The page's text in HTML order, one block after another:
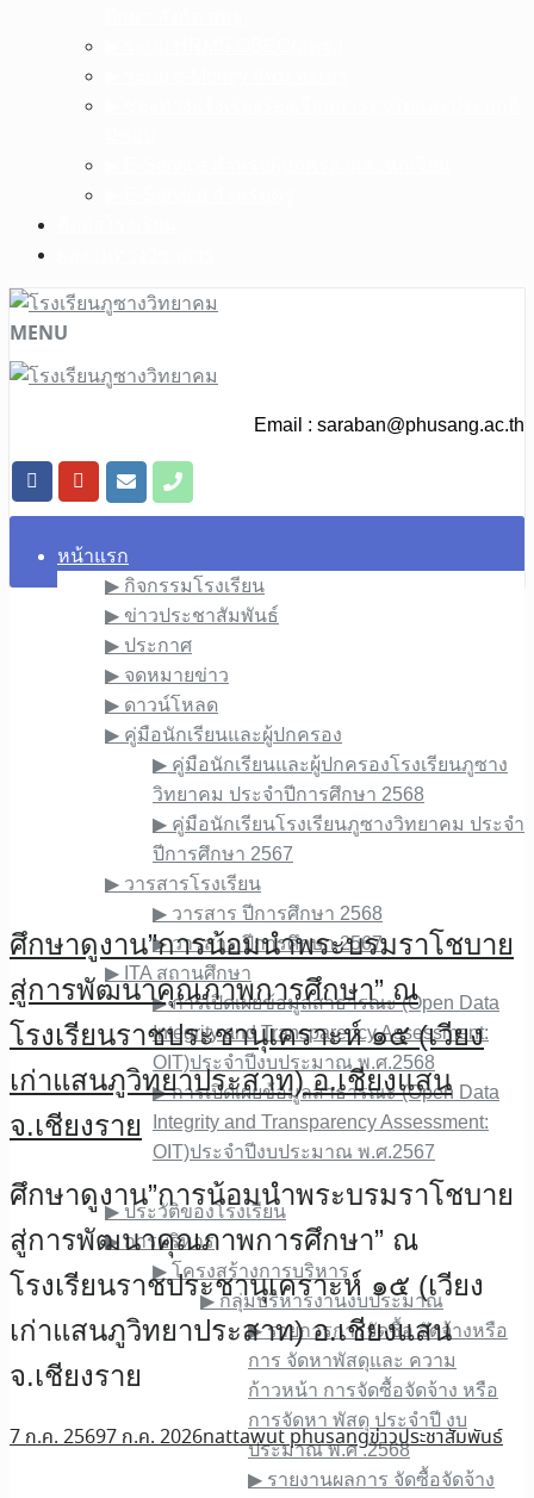
MENU
Email : saraban@phusang.ac.th
หน้าแรก
▶︎ กิจกรรมโรงเรียน
▶︎ ข่าวประชาสัมพันธ์
▶︎ ประกาศ
▶︎ จดหมายข่าว
▶︎ ดาวน์โหลด
▶︎ คู่มือนักเรียนและผู้ปกครอง
▶︎ คู่มือนักเรียนและผู้ปกครองโรงเรียนภูซาง
วิทยาคม ประจำปีการศึกษา 2568
▶︎ คู่มือนักเรียนโรงเรียนภูซางวิทยาคม ประจำ
ปีการศึกษา 2567
▶︎ วารสารโรงเรียน
▶︎ วารสาร ปีการศึกษา 2568
▶︎ วารสาร ปีการศึกษา 2567
▶︎ ITA สถานศึกษา
▶︎ การเปิดเผยข้อมูลสาธารณะ (Open Data
Integrity and Transparency Assessment:
OIT)ประจำปีงบประมาณ พ.ศ.2568
▶︎ การเปิดเผยข้อมูลสาธารณะ (Open Data
Integrity and Transparency Assessment:
OIT)ประจำปีงบประมาณ พ.ศ.2567
▶︎ ประวัติของโรงเรียน
▶︎ การบริหาร
▶︎ โครงสร้างการบริหาร
▶︎ กลุ่มบริหารงานงบประมาณ
▶︎ รายการการจัดซื้อ จัดจ้างหรือ
การ จัดหาพัสดุและ ความ
ก้าวหน้า การจัดซื้อจัดจ้าง หรือ
การจัดหา พัสดุ ประจําปี งบ
ประมาณ พ.ศ .2568
▶︎ รายงานผลการ จัดซื้อจัดจ้าง
ศึกษาดูงาน”การน้อมนำพระบรมราโชบาย
สู่การพัฒนาคุณภาพการศึกษา” ณ
โรงเรียนราชประชานุเคราะห์ ๑๕ (เวียง
เก่าแสนภูวิทยาประสาท) อ.เชียงแสน
จ.เชียงราย
ศึกษาดูงาน”การน้อมนำพระบรมราโชบาย
สู่การพัฒนาคุณภาพการศึกษา” ณ
โรงเรียนราชประชานุเคราะห์ ๑๕ (เวียง
เก่าแสนภูวิทยาประสาท) อ.เชียงแสน
จ.เชียงราย
7 ก.ค. 25697 ก.ค. 2026nattawut phusangข่าวประชาสัมพันธ์